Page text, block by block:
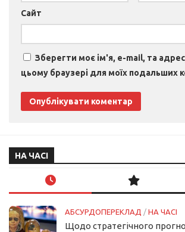
Сайт
Зберегти моє ім'я, e-mail, та
цьому браузері для моїх подальших
НА ЧАСІ
АБСУРДОПЕРЕКЛАД / НА ЧАСІ
Щодо стратегічного